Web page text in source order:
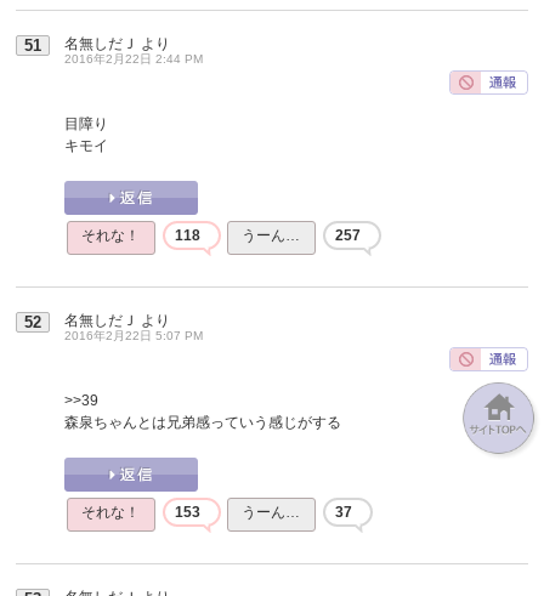
51 名無しだＪ より
2016年2月22日 2:44 PM
目障り
キモイ
それな！ 118 うーん… 257
52 名無しだＪ より
2016年2月22日 5:07 PM
>>39
森泉ちゃんとは兄弟感っていう感じがする
それな！ 153 うーん… 37